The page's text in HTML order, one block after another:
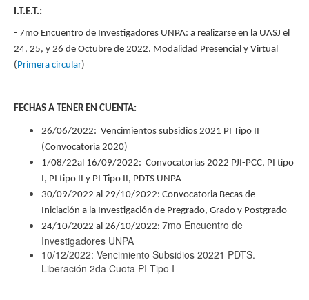
I.T.E.T.:
- 7mo Encuentro de Investigadores UNPA: a realizarse en la UASJ el
24, 25, y 26 de Octubre de 2022. Modalidad Presencial y Virtual
(Primera circular)
FECHAS A TENER EN CUENTA:
26/06/2022: Vencimientos subsidios 2021 PI Tipo II
(Convocatoria 2020)
1/08/22al 16/09/2022: Convocatorias 2022 PJI-PCC, PI tipo
I, PI tipo II y PI Tipo II, PDTS UNPA
30/09/2022 al 29/10/2022: Convocatoria Becas de
Iniciación a la Investigación de Pregrado, Grado y Postgrado
24/10/2022 al 26/10/2022: 7mo Encuentro de
Investigadores UNPA
10/12/2022: Vencimiento Subsidios 20221 PDTS.
Liberación 2da Cuota PI Tipo I